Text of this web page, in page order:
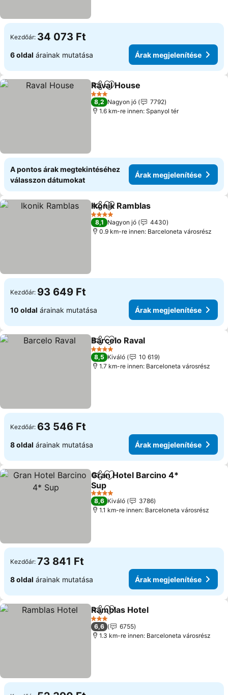
Kezdőár: 34 073 Ft
6 oldal árainak mutatása Árak megjelenítése
Megosztás
Hozzáadás a kedvencekhez
Raval House
3 Kategória
8,2 Nagyon jó
7792
1.6 km-re innen: Spanyol tér
A pontos árak megtekintéséhez
válasszon dátumokat
Árak megjelenítése
Megosztás
Hozzáadás a kedvencekhez
Ikonik Ramblas
4 Kategória
8,1 Nagyon jó
4430
0.9 km-re innen: Barceloneta városrész
Kezdőár: 93 649 Ft
10 oldal árainak mutatása Árak megjelenítése
Megosztás
Hozzáadás a kedvencekhez
Barcelo Raval
4 Kategória
8,5 Kiváló
10 619
1.7 km-re innen: Barceloneta városrész
Kezdőár: 63 546 Ft
8 oldal árainak mutatása Árak megjelenítése
Megosztás
Hozzáadás a kedvencekhez
Gran Hotel Barcino 4*
Sup
Árak megjelenítése
4 Kategória
8,6 Kiváló
3786
1.1 km-re innen: Barceloneta városrész
Kezdőár: 73 841 Ft
8 oldal árainak mutatása Árak megjelenítése
Megosztás
Hozzáadás a kedvencekhez
Ramblas Hotel
3 Kategória
6,6
6755
1.3 km-re innen: Barceloneta városrész